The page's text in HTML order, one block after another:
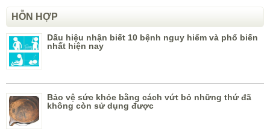
HỖN HỢP
Dấu hiệu nhận biết 10 bệnh nguy hiểm và phổ biến
nhất hiện nay
Bảo vệ sức khỏe bằng cách vứt bỏ những thứ đã
không còn sử dụng được